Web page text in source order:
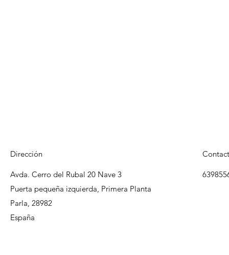
Dirección
Avda. Cerro del Rubal 20 Nave 3
Puerta pequeña izquierda, Primera Planta
Parla, 28982
España